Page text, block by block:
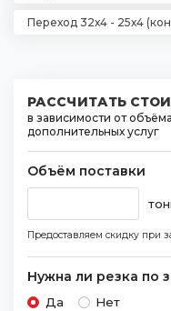
Переход 32х4 - 25х4
РАССЧИТАТЬ
в зависимости от
дополнительных услуг
Объём поставки
Предоставляем скидку при
Нужна ли резка по
Да Нет